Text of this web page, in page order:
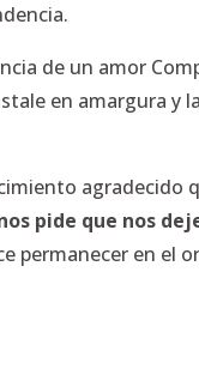
de un amor
en amargura y
agradecido
pide que nos
permanecer en el